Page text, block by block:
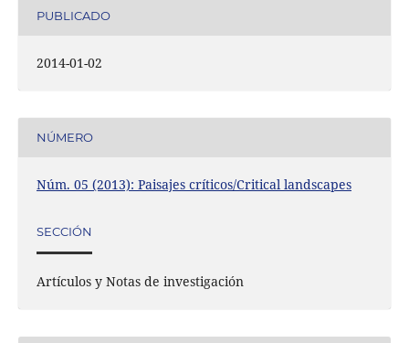
PUBLICADO
2014-01-02
NÚMERO
Núm. 05 (2013): Paisajes críticos/Critical landscapes
SECCIÓN
Artículos y Notas de investigación